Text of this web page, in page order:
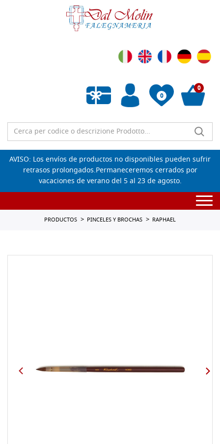
0
Lista de deseos vacía
0
AVISO: Los envíos de productos no disponibles pueden sufrir
retrasos prolongados.Permaneceremos cerrados por
vacaciones de verano del 5 al 23 de agosto.
PRODUCTOS PINCELES Y BROCHAS RAPHAEL